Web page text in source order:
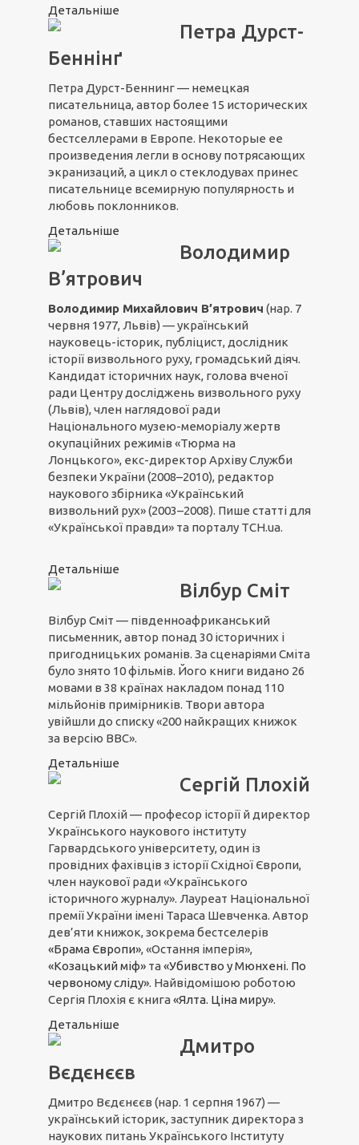
Детальніше
Петра Дурст-
Беннінґ
Петра Дурст-Беннинг — немецкая
писательница, автор более 15 исторических
романов, ставших настоящими
бестселлерами в Европе. Некоторые ее
произведения легли в основу потрясающих
экранизаций, а цикл о стеклодувах принес
писательнице всемирную популярность и
любовь поклонников.
Детальніше
Володимир
В’ятрович
Володимир Михайлович В’ятрович (нар. 7
червня 1977, Львів) — український
науковець-історик, публіцист, дослідник
історії визвольного руху, громадський діяч.
Кандидат історичних наук, голова вченої
ради Центру досліджень визвольного руху
(Львів), член наглядової ради
Національного музею-меморіалу жертв
окупаційних режимів «Тюрма на
Лонцького», екс-директор Архіву Служби
безпеки України (2008–2010), редактор
наукового збірника «Український
визвольний рух» (2003–2008). Пише статті для
«Української правди» та порталу ТСН.ua.
Детальніше
Вілбур Сміт
Вілбур Сміт — південноафриканський
письменник, автор понад 30 історичних і
пригодницьких романів. За сценаріями Сміта
було знято 10 фільмів. Його книги видано 26
мовами в 38 країнах накладом понад 110
мільйонів примірників. Твори автора
увійшли до списку «200 найкращих книжок
за версію ВВС».
Детальніше
Сергій Плохій
Сергій Плохій — професор історії й директор
Українського наукового інституту
Гарвардського університету, один із
провідних фахівців з історії Східної Європи,
член наукової ради «Українського
історичного журналу». Лауреат Національної
премії України імені Тараса Шевченка. Автор
дев’яти книжок, зокрема бестселерів
«Брама Європи», «Остання імперія»,
«Козацький міф» та «Убивство у Мюнхені. По
червоному сліду». Найвідомішою роботою
Сергія Плохія є книга «Ялта. Ціна миру».
Детальніше
Дмитро
Вєдєнєєв
Дмитро Вєдєнєєв (нар. 1 серпня 1967) —
український історик, заступник директора з
наукових питань Українського Інституту